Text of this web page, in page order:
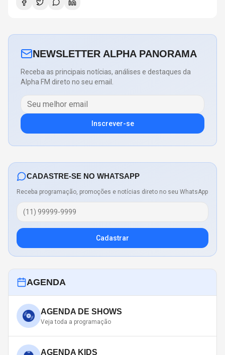
NEWSLETTER ALPHA PANORAMA
Receba as principais notícias, análises e destaques da
Alpha FM direto no seu email.
Inscrever-se
CADASTRE-SE NO WHATSAPP
Receba programação, promoções e notícias direto no seu WhatsApp
Cadastrar
AGENDA
AGENDA DE SHOWS
Veja toda a programação
AGENDA KIDS